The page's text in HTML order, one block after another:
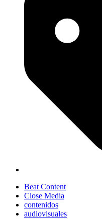
Beat Content
Close Media
contenidos
audiovisuales